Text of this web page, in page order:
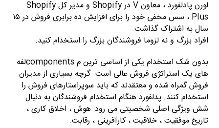
لورن پادلفورد ، معاون V در Shopify و مدیر کل Shopify
Plus ، سس مخفی خود را برای افزایش ده برابری فروش در ۱۵
سال به اشتراک گذاشت.
افراد بزرگ و نه لزوما فروشندگان بزرگ را استخدام کنید.
بدون شک استخدام یکی از اساسی ترین م componentsلفه
های یک استراتژی فروش عالی است. گرچه بسیاری از مدیران
فروش گمراه شده و معتقدند که باید سوپراستارهای فروش را
استخدام کنند. پدلفورد هنگام استخدام فروشندگان به دنبال
شش ویژگی اصلی شخصیتی می رود: هوش ، اخلاق کاری ،
تاریخ موفقیت ، خلاقیت ، کارآفرینی ، رقابت.